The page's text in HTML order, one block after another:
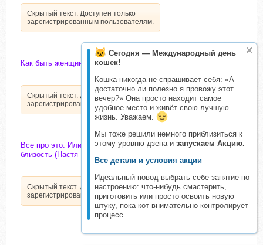
Сегодня — Международный день
кошек!
Кошка никогда не спрашивает себя: «А
достаточно ли полезно я провожу этот
вечер?» Она просто находит самое
удобное место и живёт свою лучшую
жизнь. Уважаем.
Мы тоже решили немного приблизиться к
этому уровню дзена и запускаем Акцию.
Все детали и условия акции
Идеальный повод выбрать себе занятие по
настроению: что-нибудь смастерить,
приготовить или просто освоить новую
штуку, пока кот внимательно контролирует
процесс.
Скрытый текст. Доступен только
зарегистрированным пользователям.
Как быть женщиной, которая нужна всем (Настя Плиско)
Скрытый текст. Доступен только
зарегистрированным пользователям.
Все про это. Или как правильно создавать сексуальную
близость (Настя Плиско)
Скрытый текст. Доступен только
зарегистрированным пользователям.